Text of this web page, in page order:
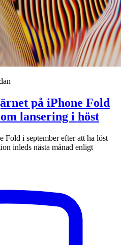
på iPhone Fold
lansering i höst
Fold i september efter att ha löst
inleds nästa månad enligt